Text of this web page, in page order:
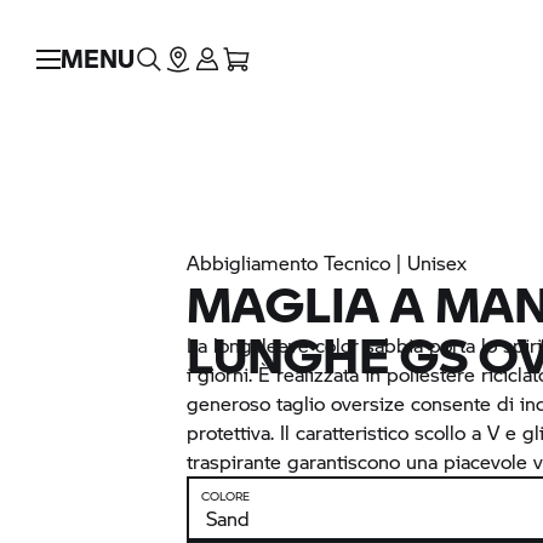
MENU
Abbigliamento Tecnico | Unisex
MAGLIA A
LUNGHE GS
La longsleeve color sabbia porta lo
i giorni. È realizzata in poliestere
generoso taglio oversize consente di
protettiva. Il caratteristico scollo a V e
traspirante garantiscono una piacevole
COLORE